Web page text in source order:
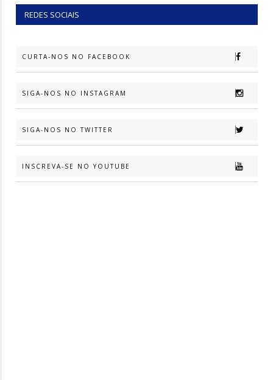
REDES SOCIAIS
CURTA-NOS NO FACEBOOK
SIGA-NOS NO INSTAGRAM
SIGA-NOS NO TWITTER
INSCREVA-SE NO YOUTUBE